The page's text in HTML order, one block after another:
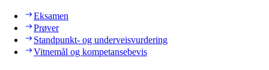
Eksamen
Prøver
Standpunkt- og underveisvurdering
Vitnemål og kompetansebevis